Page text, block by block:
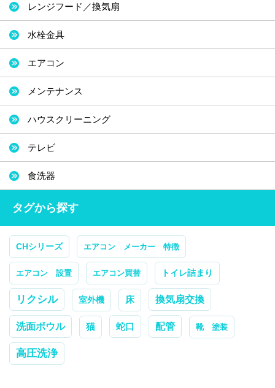
レンジフード／換気扇
水栓金具
エアコン
メンテナンス
ハウスクリーニング
テレビ
食洗器
タグから探す
CHシリーズ エアコン メーカー 特徴
エアコン 設置 エアコン買替 トイレ詰まり
リクシル 室外機 床 換気扇交換
洗面ボウル 猫 蛇口 配管 靴 塗装
高圧洗浄